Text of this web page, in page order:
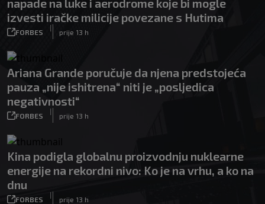
napade na luke i aerodrome koje bi mogle
izvesti iračke milicije povezane s Hutima
FORBES
|
prije 13 h
Ariana Grande poručuje da njena predstojeća
pauza „nije ishitrena“ niti je „posljedica
negativnosti“
FORBES
|
prije 13 h
Kina podigla globalnu proizvodnju nuklearne
energije na rekordni nivo: Ko je na vrhu, a ko na
dnu
FORBES
|
prije 13 h